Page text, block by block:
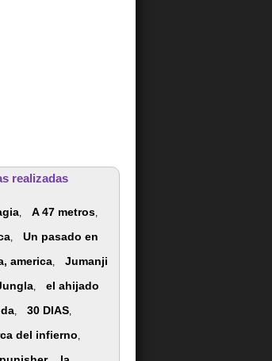
realizadas
, A 47 metros,
,
Un pasado en
america,
Jumanji
,
el ahijado
, 30 DIAS,
del infierno,